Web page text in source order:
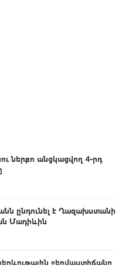
ներքո անցկացվող 4-րդ
ընդունել է Ղազախստանի
Մադիևին
ջերմաստիճանը